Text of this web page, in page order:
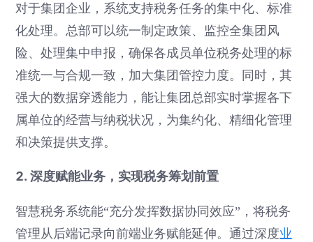
对于集团企业，系统支持税务任务的集中化、标准
化处理。总部可以统一制定政策、监控全集团风
险、处理集中申报，确保各成员单位税务处理的标
准统一与合规一致，加大集团管控力度。同时，其
强大的数据穿透能力，能让集团总部实时掌握各下
属单位的经营与纳税状况，为集约化、精细化管理
和决策提供支撑。
2. 深度赋能业务，实现税务筹划前置
智慧税务系统能“充分发挥数据协同效应”，将税务
管理从后端记录向前端业务赋能延伸。通过深度业